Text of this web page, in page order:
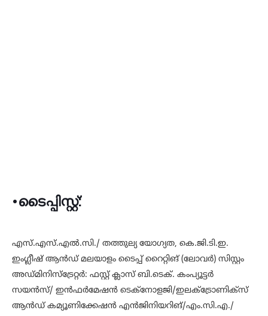
•ടൈപ്പിസ്റ്റ്:
എസ്.എസ്.എല്‍.സി./ തത്തുല്യ യോഗ്യത, കെ.ജി.ടി.ഇ.
ഇംഗ്ലീഷ് ആന്‍ഡ് മലയാളം ടൈപ്പ് റൈറ്റിങ് (ലോവര്‍) സിസ്റ്റം
അഡ്മിനിസ്‌ട്രേറ്റര്‍: ഫസ്റ്റ് ക്ലാസ് ബി.ടെക്. കംപ്യൂട്ടര്‍
സയന്‍സ്/ ഇന്‍ഫര്‍മേഷന്‍ ടെക്‌നോളജി/ഇലക്‌ട്രോണിക്‌സ്
ആന്‍ഡ് കമ്യൂണിക്കേഷന്‍ എന്‍ജിനിയറിങ്/എം.സി.എ./